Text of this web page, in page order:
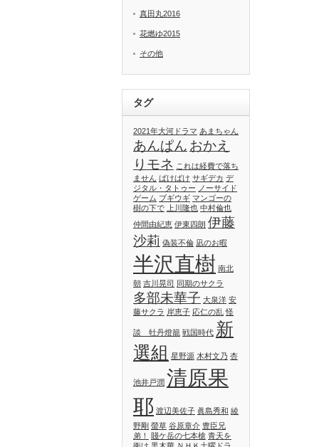
真田丸2016
花燃ゆ2015
その他
タグ
2021年大河ドラマ あまちゃん
あんぱん おかえ
りモネ これは経費で落ち
ません ばけばけ サギデカ デ
ジタル・タトゥー ノーサイド
ゲーム ブギウギ マンゴーの
樹の下で
上川隆也 中村倫也
仲間由紀恵 伊東四朗 伊藤
沙莉 偽装不倫 凪のお暇
半沢直樹 南北
朝 吉川晃司 同期のサクラ
多部未華子 大泉洋 安
藤サクラ 岸恵子 応仁の乱 怪
談 牡丹燈籠 戦国時代 新
選組
星野源 木村文乃 杏
池井戸潤 清原果
耶 渡辺美佐子 眞島秀和 綾
野剛 螢草 谷原章介 豊臣兄
弟！
賤ケ岳の七本槍 青天を